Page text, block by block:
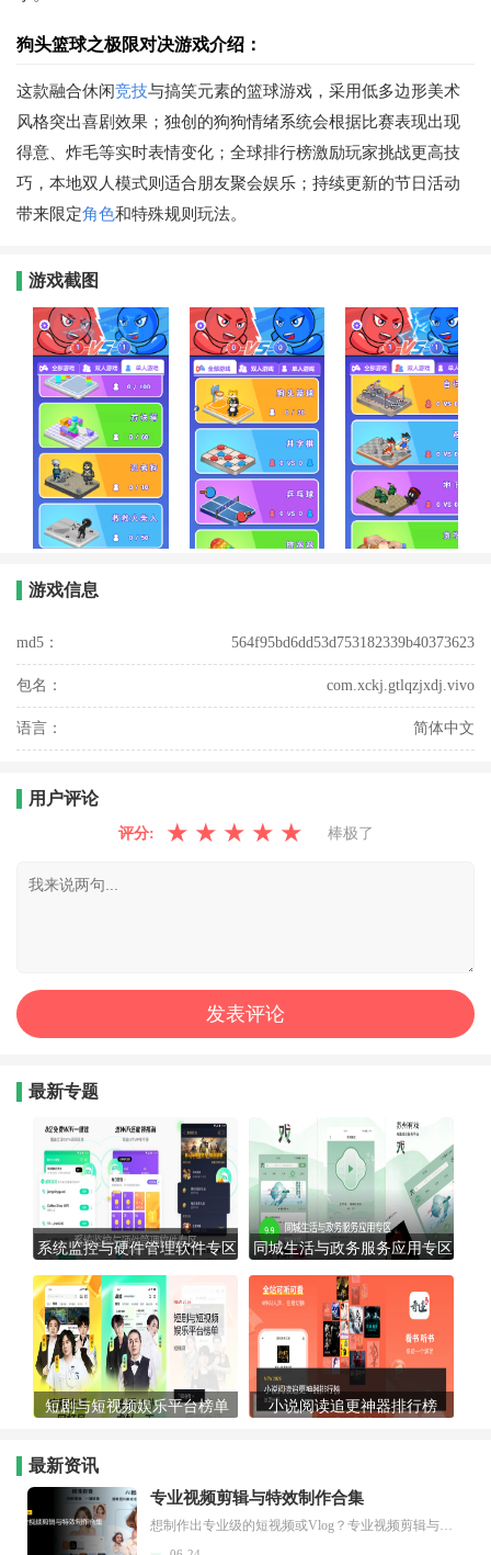
狗头篮球之极限对决游戏介绍：
这款融合休闲竞技与搞笑元素的篮球游戏，采用低多边形美术
风格突出喜剧效果；独创的狗狗情绪系统会根据比赛表现出现
得意、炸毛等实时表情变化；全球排行榜激励玩家挑战更高技
巧，本地双人模式则适合朋友聚会娱乐；持续更新的节日活动
带来限定角色和特殊规则玩法。
游戏截图
游戏信息
md5： 564f95bd6dd53d753182339b40373623
包名： com.xckj.gtlqzjxdj.vivo
语言： 简体中文
用户评论
评分: ★ ★ ★ ★ ★ 棒极了
最新专题
系统监控与硬件管理软件专区 同城生活与政务服务应用专区
短剧与短视频娱乐平台榜单 小说阅读追更神器排行榜
最新资讯
专业视频剪辑与特效制作合集
想制作出专业级的短视频或Vlog？专业视频剪辑与特效制作大全专题为你提供了从剪辑、抠像到特效包装的全套解决方案。无论是添加炫酷的片头、进行精准的视频抠图，还是制...